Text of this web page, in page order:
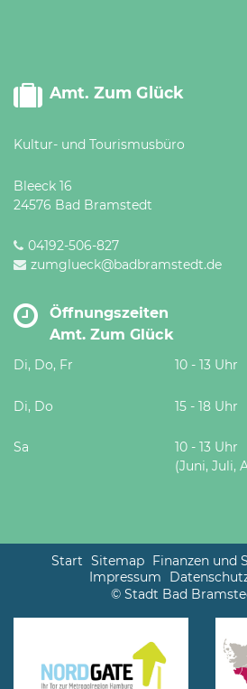
Amt. Zum Glück
Kultur- und Tourismusbüro
Bleeck 16
24576 Bad Bramstedt
04192-506-827
zumglueck@badbramstedt.de
Öffnungszeiten
Amt. Zum Glück
Di, Do, Fr 10 - 13 Uhr
Di, Do 15 - 18 Uhr
Sa
10 - 13 Uhr
(Juni, Juli,
Start Sitemap Finanzen und
Impressum
© Stadt Bad